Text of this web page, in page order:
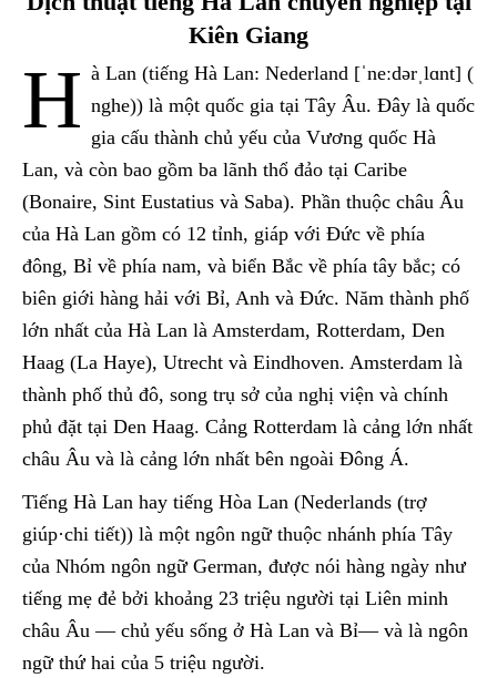
Kiên Giang
H à Lan (tiếng Hà Lan: Nederland [ˈneːdərˌlɑnt] (
nghe)) là một quốc gia tại Tây Âu. Đây là quốc
gia cấu thành chủ yếu của Vương quốc Hà
Lan, và còn bao gồm ba lãnh thổ đảo tại Caribe
(Bonaire, Sint Eustatius và Saba). Phần thuộc châu Âu
của Hà Lan gồm có 12 tỉnh, giáp với Đức về phía
đông, Bỉ về phía nam, và biển Bắc về phía tây bắc; có
biên giới hàng hải với Bỉ, Anh và Đức. Năm thành phố
lớn nhất của Hà Lan là Amsterdam, Rotterdam, Den
Haag (La Haye), Utrecht và Eindhoven. Amsterdam là
thành phố thủ đô, song trụ sở của nghị viện và chính
phủ đặt tại Den Haag. Cảng Rotterdam là cảng lớn nhất
châu Âu và là cảng lớn nhất bên ngoài Đông Á.
Tiếng Hà Lan hay tiếng Hòa Lan (Nederlands (trợ
giúp·chi tiết)) là một ngôn ngữ thuộc nhánh phía Tây
của Nhóm ngôn ngữ German, được nói hàng ngày như
tiếng mẹ đẻ bởi khoảng 23 triệu người tại Liên minh
châu Âu — chủ yếu sống ở Hà Lan và Bỉ— và là ngôn
ngữ thứ hai của 5 triệu người.